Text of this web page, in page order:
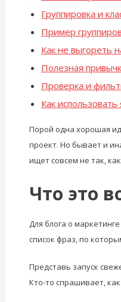
Группировка и
Пример
Как не выгореть
Полезная
Проверка и
Как
Порой одна хорошая
проект. Но бывает и
ищет совсем не так,
Что это
Для блога о
список фраз, по
Представь запуск
Кто-то спрашивает,